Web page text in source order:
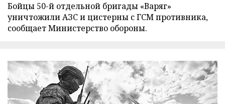
Бойцы 50-й отдельной бригады «Варяг»
уничтожили АЗС и цистерны с ГСМ противника,
сообщает Министерство обороны.